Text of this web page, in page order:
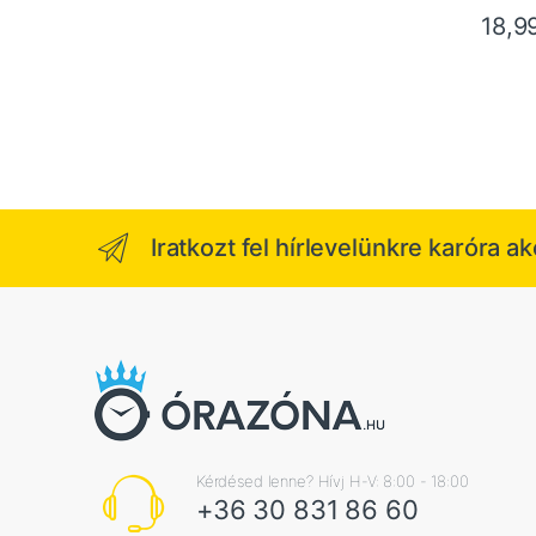
Iratkozt fel hírlevelünkre karóra
Kérdésed lenne? Hívj H-V: 8:00 - 18:00
+36 30 831 86 60